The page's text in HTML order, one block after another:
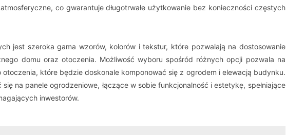
co gwarantuje długotrwałe użytkowanie bez konieczności częstych
jest szeroka gama wzorów, kolorów i tekstur, które pozwalają na dostosowanie
domu oraz otoczenia. Możliwość wyboru spośród różnych opcji pozwala na
które będzie doskonale komponować się z ogrodem i elewacją budynku.
na panele ogrodzeniowe, łączące w sobie funkcjonalność i estetykę, spełniające
inwestorów.